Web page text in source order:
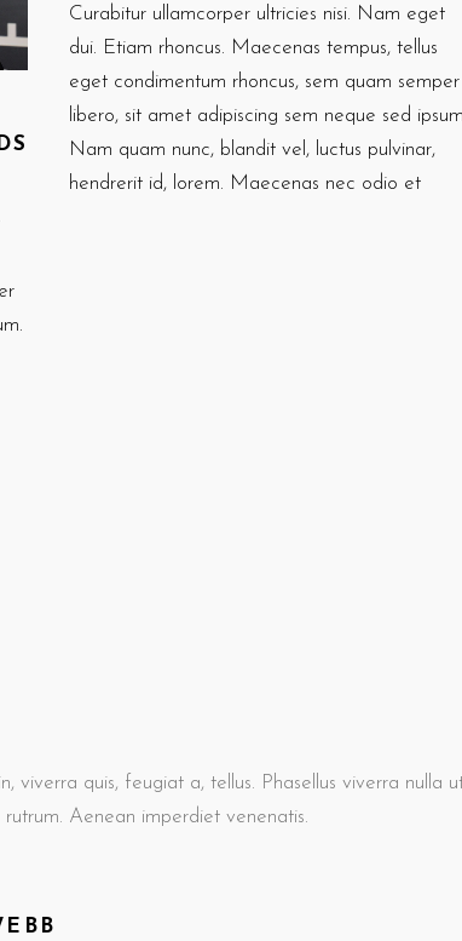
Curabitur ullamcorper ultricies nisi. Nam eget
dui. Etiam rhoncus. Maecenas tempus, tellus
eget condimentum rhoncus, sem quam semper
libero, sit amet adipiscing sem neque sed
Nam quam nunc, blandit vel, luctus pulvinar,
hendrerit id, lorem. Maecenas nec odio et
viverra quis, feugiat a, tellus. Phasellus viverra nulla
Aenean imperdiet venenatis.